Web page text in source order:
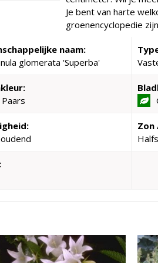
Je bent van harte
groenencyclopedie
naam:
glomerata 'Superba'
Zon